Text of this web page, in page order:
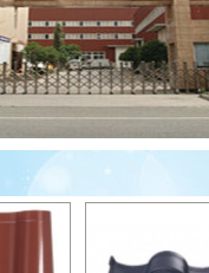
产品的研发、生产、销售及屋
单位有着紧密的合作关系。
瓦行业创新领军型企业，为国
保、施工快捷的市场需求，利